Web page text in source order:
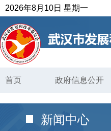
2026年8月10日 星期一
首页 政府信息公开
新闻中心